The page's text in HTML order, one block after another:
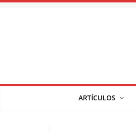
Saltar
ARTÍCULOS